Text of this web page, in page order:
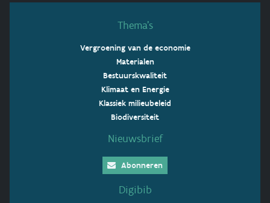
Thema’s
Vergroening van de economie
Materialen
Bestuurskwaliteit
Klimaat en Energie
Klassiek milieubeleid
Biodiversiteit
Nieuwsbrief
Abonneren
Digibib